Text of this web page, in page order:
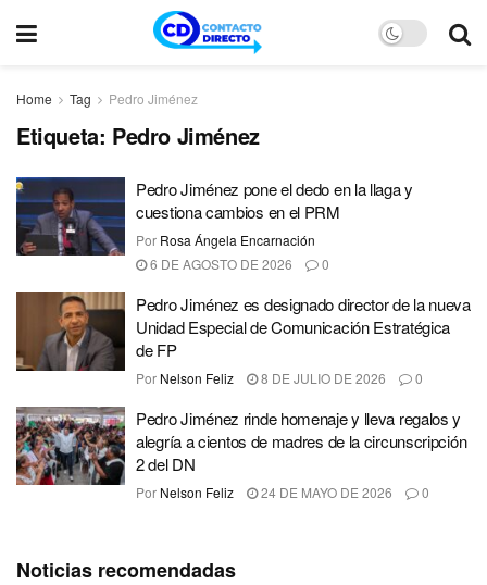
Home Tag Pedro Jiménez
Etiqueta: Pedro Jiménez
Pedro Jiménez pone el dedo en la llaga y
cuestiona cambios en el PRM
Por Rosa Ángela Encarnación
6 DE AGOSTO DE 2026
0
Pedro Jiménez es designado director de la nueva
Unidad Especial de Comunicación Estratégica
de FP
Por Nelson Feliz 8 DE JULIO DE 2026 0
Pedro Jiménez rinde homenaje y lleva regalos y
alegría a cientos de madres de la circunscripción
2 del DN
Por Nelson Feliz 24 DE MAYO DE 2026 0
Noticias recomendadas